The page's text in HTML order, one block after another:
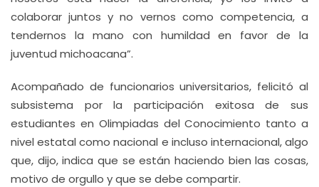
colaborar juntos y no vernos como competencia, a
tendernos la mano con humildad en favor de la
juventud michoacana”.
Acompañado de funcionarios universitarios, felicitó al
subsistema por la participación exitosa de sus
estudiantes en Olimpiadas del Conocimiento tanto a
nivel estatal como nacional e incluso internacional, algo
que, dijo, indica que se están haciendo bien las cosas,
motivo de orgullo y que se debe compartir.